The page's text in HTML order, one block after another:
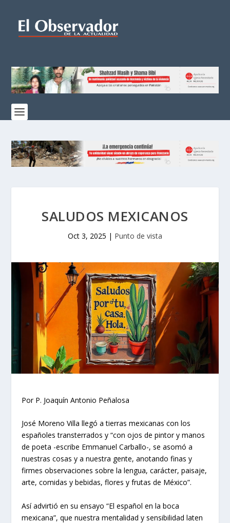
SALUDOS MEXICANOS
Oct 3, 2025 | Punto de vista
Por P. Joaquín Antonio Peñalosa
José Moreno Villa llegó a tierras mexicanas con los
españoles transterrados y “con ojos de pintor y manos
de poeta -escribe Emmanuel Carballo-, se asomó a
nuestras cosas y a nuestra gente, anotando finas y
firmes observaciones sobre la lengua, carácter, paisaje,
arte, comidas y bebidas, flores y frutas de México”.
Así advirtió en su ensayo “El español en la boca
mexicana”, que nuestra mentalidad y sensibilidad laten